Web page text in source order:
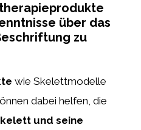
über das
zu
wie Skelettmodelle
dabei helfen, die
und seine